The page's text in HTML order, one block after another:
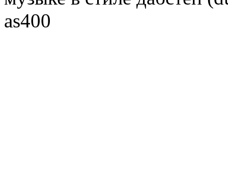
as400